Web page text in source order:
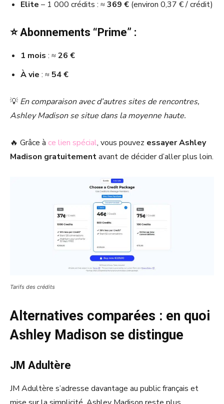
Elite – 1 000 crédits : ≈369 € (environ 0,37 € / crédit)
⭐ Abonnements “Prime” :
1 mois : ≈26 €
À vie : ≈54 €
💡 En comparaison avec d’autres sites de rencontres,
Ashley Madison se situe dans la moyenne haute.
🔥 Grâce à ce lien spécial, vous pouvez essayer Ashley
Madison gratuitementavant de décider d’aller plus loin.
Tarifs des crédits
Alternatives comparées : en quoi
Ashley Madison se distingue
JM Adultère
JM Adultère s’adresse davantage au public français et